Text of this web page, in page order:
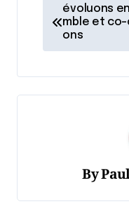
v
i
g
évoluons
mble et
ons
By